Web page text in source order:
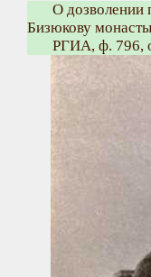
О дозволении
Бизюкову
РГИА, ф. 796,